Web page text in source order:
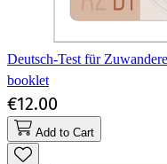
Deutsch-Test für
booklet
€12.00
Add to Cart